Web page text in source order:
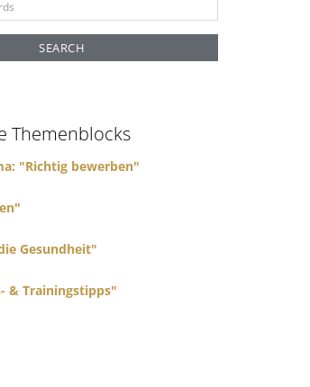
Themenblocks
"Richtig bewerben"
Gesundheit"
& Trainingstipps"